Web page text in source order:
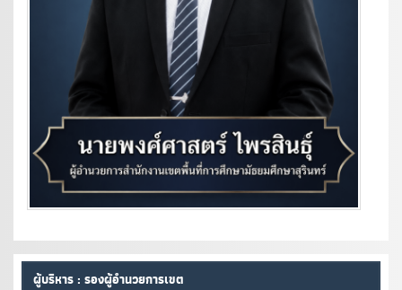
ผู้บริหาร : รองผู้อำนวยการเขต